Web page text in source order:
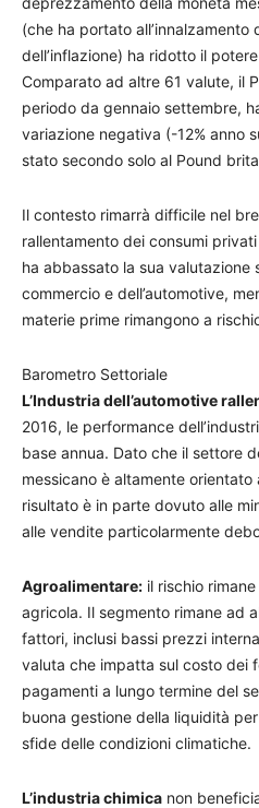
(che ha portato
dell’inflazione) ha ridotto il
Comparato ad altre 61 valute, il
periodo da gennaio settembre,
variazione negativa (-12% anno
stato secondo solo al Pound
Il contesto rimarrà difficile nel
rallentamento dei consumi
ha abbassato la sua valutazione
commercio e dell’automotive,
materie prime rimangono a
Barometro Settoriale
L’Industria dell’automotive
2016, le performance
base annua. Dato che il settore
messicano è altamente orientato
risultato è in parte dovuto alle
alle vendite particolarmente
Agroalimentare: il rischio
agricola. Il segmento rimane ad
fattori, inclusi bassi prezzi
valuta che impatta sul costo dei
pagamenti a lungo termine del
buona gestione della liquidità
sfide delle condizioni climatiche.
L’industria chimica non